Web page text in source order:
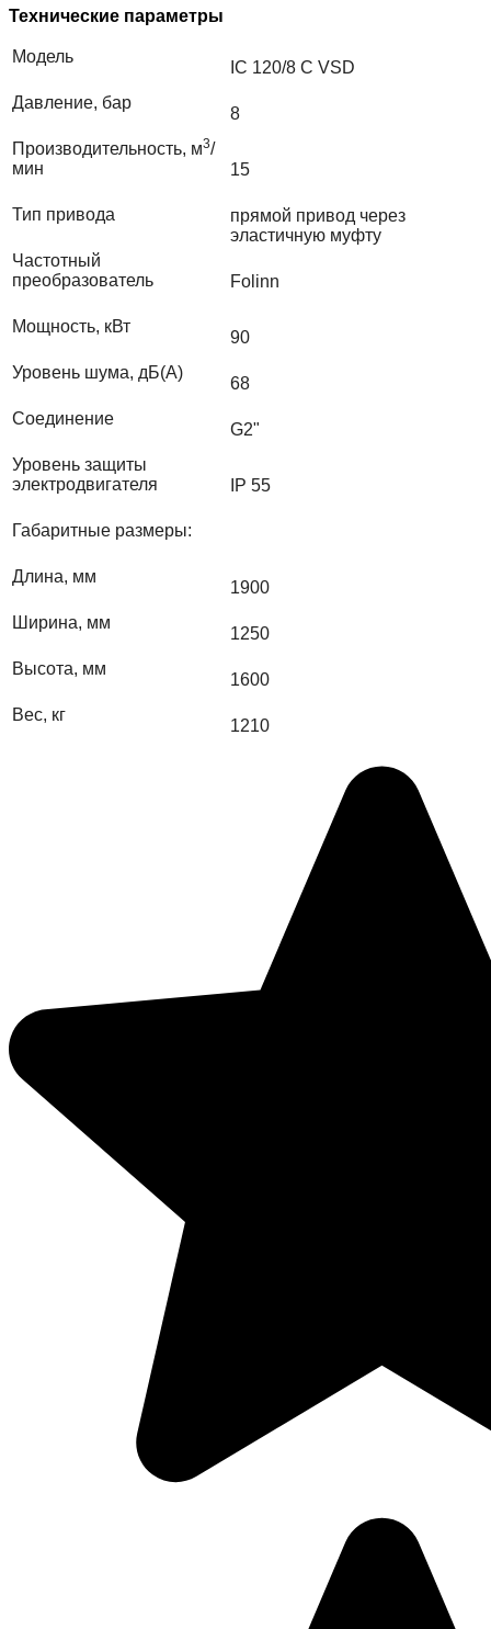
Технические параметры
Модель
IC 120/8 C VSD
Давление, бар
8
Производительность, м3/
мин
15
Тип привода
прямой привод через
эластичную муфту
Частотный
преобразователь
Folinn
Мощность, кВт
90
Уровень шума, дБ(А)
68
Соединение
G2"
Уровень защиты
электродвигателя
IP 55
Габаритные размеры:
Длина, мм
1900
Ширина, мм
1250
Высота, мм
1600
Вес, кг
1210